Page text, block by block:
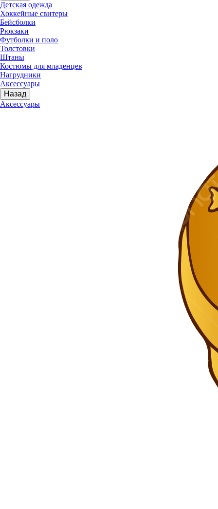
Детская одежда
Хоккейные свитеры
Бейсболки
Рюкзаки
Футболки и поло
Толстовки
Штаны
Костюмы для младенцев
Нагрудники
Аксессуары
Назад
Аксессуары